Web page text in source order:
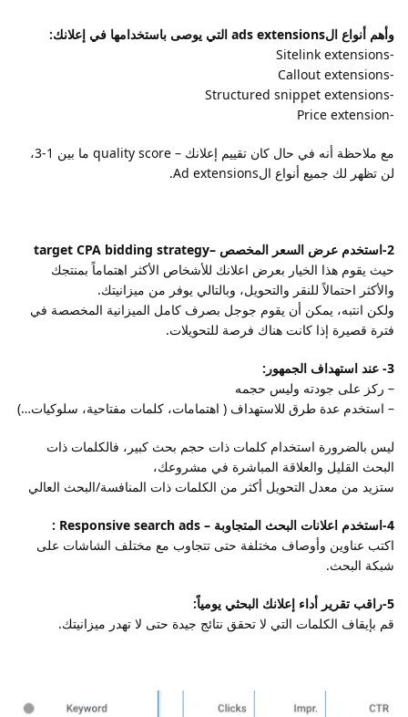
وأهم أنواع الads extensions التي يوصى باستخدامها في إعلانك:
-Sitelink extensions
-Callout extensions
-Structured snippet extensions
-Price extension
مع ملاحظة أنه في حال كان تقييم إعلانك – quality score ما بين 1-3،
لن تظهر لك جميع أنواع الAd extensions.
2-استخدم عرض السعر المخصص –target CPA bidding strategy
حيث يقوم هذا الخيار بعرض اعلانك للأشخاص الأكثر اهتماماً بمنتجك
والأكثر احتمالاً للنقر والتحويل، وبالتالي يوفر من ميزانيتك.
ولكن انتبه، يمكن أن يقوم جوجل بصرف كامل الميزانية المخصصة في
فترة قصيرة إذا كانت هناك فرصة للتحويلات.
3- عند استهداف الجمهور:
– ركز على جودته وليس حجمه
– استخدم عدة طرق للاستهداف ( اهتمامات، كلمات مفتاحية، سلوكيات…)
ليس بالضرورة استخدام كلمات ذات حجم بحث كبير، فالكلمات ذات
البحث القليل والعلاقة المباشرة في مشروعك،
ستزيد من معدل التحويل أكثر من الكلمات ذات المنافسة/البحث العالي
4-استخدم اعلانات البحث المتجاوبة – Responsive search ads :
اكتب عناوين وأوصاف مختلفة حتى تتجاوب مع مختلف الشاشات على
شبكة البحث.
5-راقب تقرير أداء إعلانك البحثي يومياً:
قم بإيقاف الكلمات التي لا تحقق نتائج جيدة حتى لا تهدر ميزانيتك.